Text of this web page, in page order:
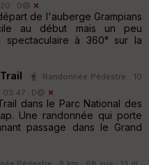
· D@
de l'auberge Grampians
au début mais un peu
spectaculaire à 360° sur la
Randonnée Pédestre · 10
03:47 · D@
dans le Parc National des
Une randonnée qui porte
passage dans le Grand